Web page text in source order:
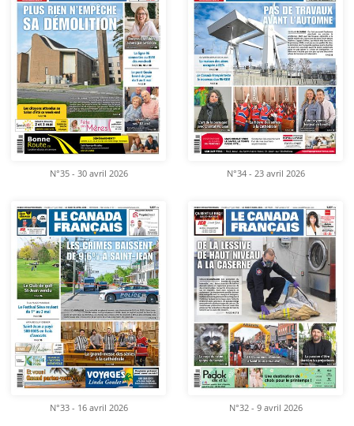
N°35 - 30 avril 2026 N°34 - 23 avril 2026
N°33 - 16 avril 2026 N°32 - 9 avril 2026